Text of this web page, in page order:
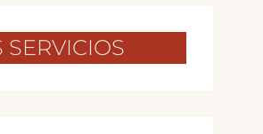
SERVICIOS